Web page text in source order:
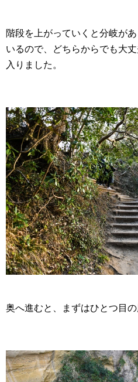
階段を上がっていくと分岐が
いるので、どちらからでも大
入りました。
奥へ進むと、まずはひとつ目の